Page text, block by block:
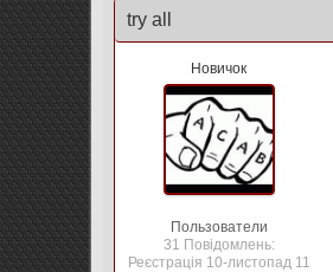
try all
Новичок
Пользователи
31 Повідомлень:
Реєстрація 10-листопад 11